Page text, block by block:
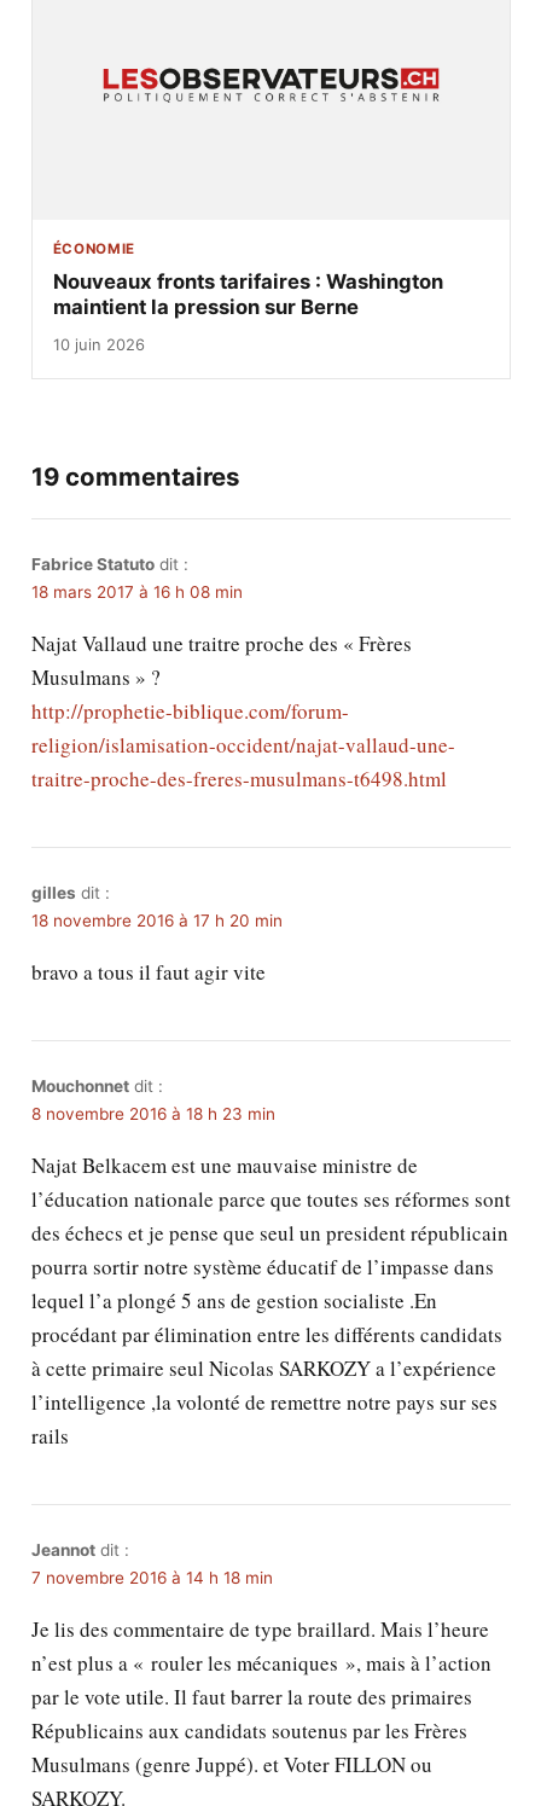
ÉCONOMIE
Nouveaux fronts tarifaires : Washington
maintient la pression sur Berne
10 juin 2026
19 commentaires
Fabrice Statuto dit :
18 mars 2017 à 16 h 08 min
Najat Vallaud une traitre proche des « Frères
Musulmans » ?
http://prophetie-biblique.com/forum-
religion/islamisation-occident/najat-vallaud-une-
traitre-proche-des-freres-musulmans-t6498.html
gilles dit :
18 novembre 2016 à 17 h 20 min
bravo a tous il faut agir vite
Mouchonnet dit :
8 novembre 2016 à 18 h 23 min
Najat Belkacem est une mauvaise ministre de
l’éducation nationale parce que toutes ses réformes sont
des échecs et je pense que seul un president républicain
pourra sortir notre système éducatif de l’impasse dans
lequel l’a plongé 5 ans de gestion socialiste .En
procédant par élimination entre les différents candidats
à cette primaire seul Nicolas SARKOZY a l’expérience
l’intelligence ,la volonté de remettre notre pays sur ses
rails
Jeannot dit :
7 novembre 2016 à 14 h 18 min
Je lis des commentaire de type braillard. Mais l’heure
n’est plus a « rouler les mécaniques », mais à l’action
par le vote utile. Il faut barrer la route des primaires
Républicains aux candidats soutenus par les Frères
Musulmans (genre Juppé). et Voter FILLON ou
SARKOZY.